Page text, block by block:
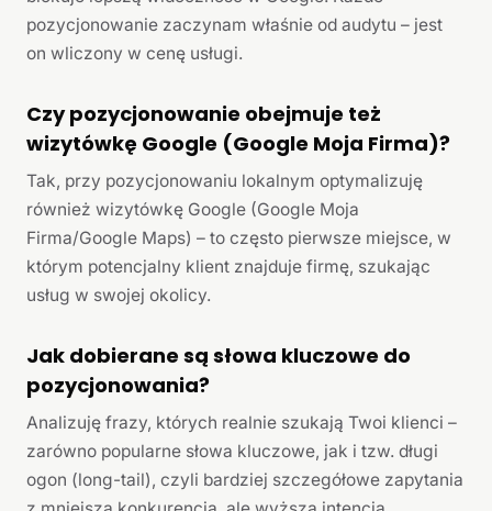
pozycjonowanie zaczynam właśnie od audytu – jest
on wliczony w cenę usługi.
Czy pozycjonowanie obejmuje też
wizytówkę Google (Google Moja Firma)?
Tak, przy pozycjonowaniu lokalnym optymalizuję
również wizytówkę Google (Google Moja
Firma/Google Maps) – to często pierwsze miejsce, w
którym potencjalny klient znajduje firmę, szukając
usług w swojej okolicy.
Jak dobierane są słowa kluczowe do
pozycjonowania?
Analizuję frazy, których realnie szukają Twoi klienci –
zarówno popularne słowa kluczowe, jak i tzw. długi
ogon (long-tail), czyli bardziej szczegółowe zapytania